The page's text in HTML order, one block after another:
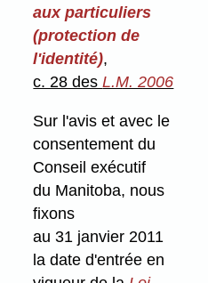
aux particuliers
(protection de
l'identité),
c. 28 desL.M. 2006
Sur l'avis et avec le
consentement du
Conseil exécutif
du Manitoba, nous
fixons
au 31 janvier 2011
la date d'entrée en